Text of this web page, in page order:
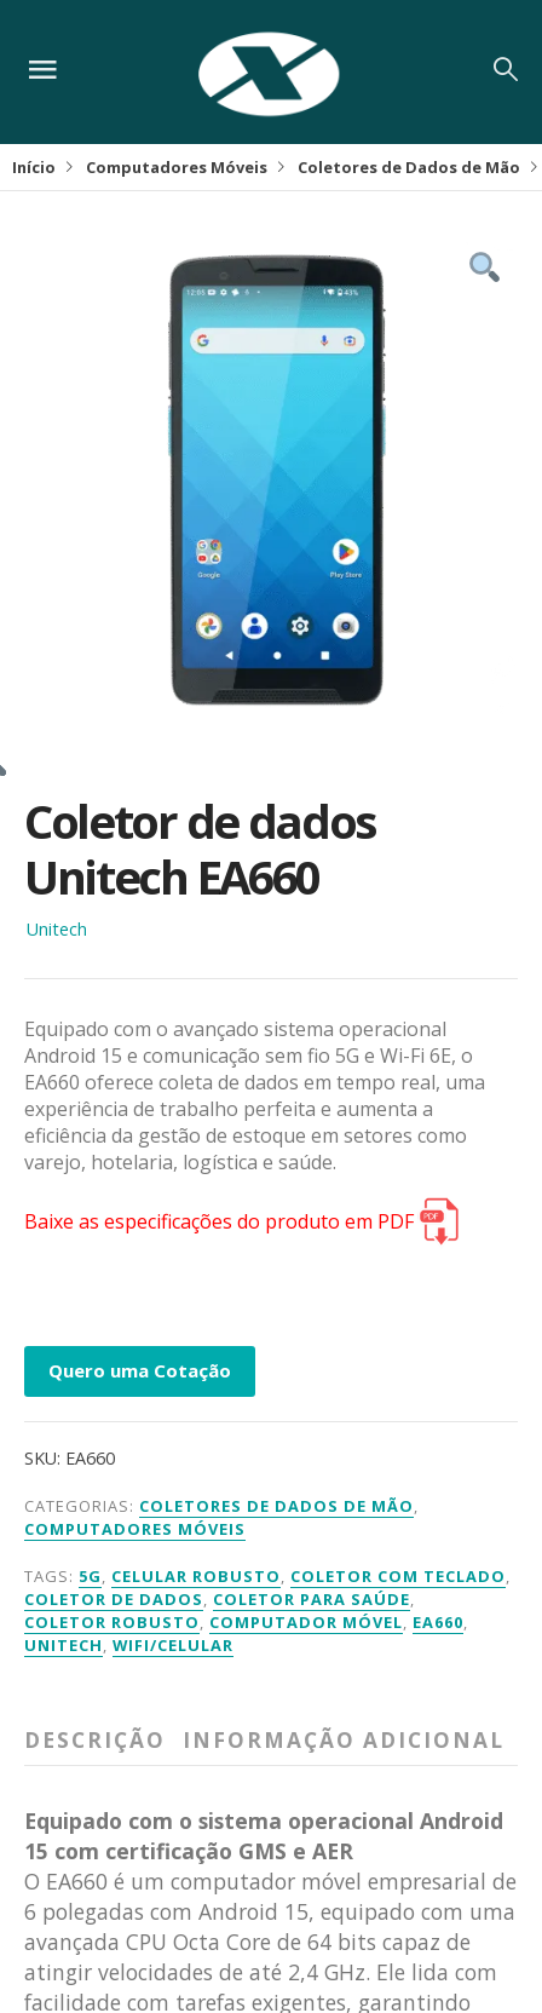
Início Computadores Móveis Coletores de Dados de Mão
Coletor de dados
Unitech EA660
Unitech
Equipado com o avançado sistema operacional
Android 15 e comunicação sem fio 5G e Wi-Fi 6E, o
EA660 oferece coleta de dados em tempo real, uma
experiência de trabalho perfeita e aumenta a
eficiência da gestão de estoque em setores como
varejo, hotelaria, logística e saúde.
Baixe as especificações do produto em PDF
Quero uma Cotação
SKU: EA660
CATEGORIAS: COLETORES DE DADOS DE MÃO,
COMPUTADORES MÓVEIS
TAGS: 5G, CELULAR ROBUSTO, COLETOR COM TECLADO,
COLETOR DE DADOS, COLETOR PARA SAÚDE,
COLETOR ROBUSTO, COMPUTADOR MÓVEL, EA660,
UNITECH, WIFI/CELULAR
DESCRIÇÃO INFORMAÇÃO ADICIONAL
Equipado com o sistema operacional Android
15 com certificação GMS e AER
O EA660 é um computador móvel empresarial de
6 polegadas com Android 15, equipado com uma
avançada CPU Octa Core de 64 bits capaz de
atingir velocidades de até 2,4 GHz. Ele lida com
facilidade com tarefas exigentes, garantindo